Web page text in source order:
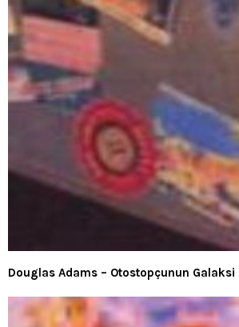
Douglas Adams – Otostopçunun Galaksi